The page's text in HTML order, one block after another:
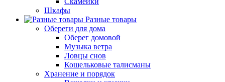
Шкафы
Разные товары
Обереги для дома
Оберег домовой
Музыка ветра
Ловцы снов
Кошельковые талисманы
Хранение и порядок